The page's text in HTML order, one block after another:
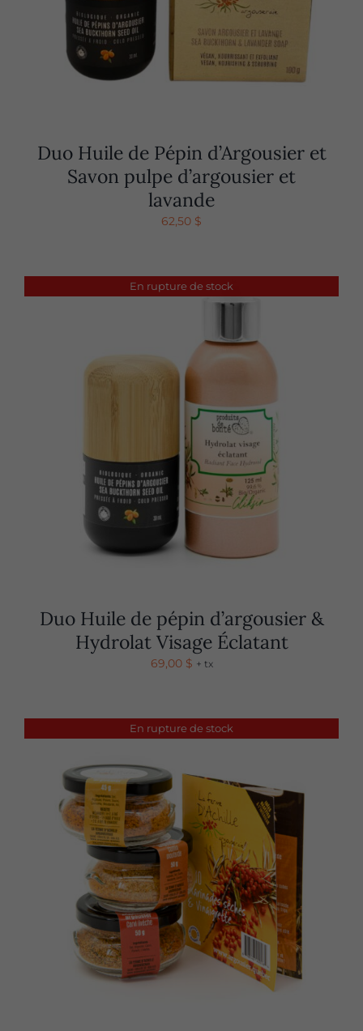
Duo Huile de Pépin d’Argousier et
Savon pulpe d’argousier et
lavande
62,50 $
En rupture de stock
Duo Huile de pépin d’argousier &
Hydrolat Visage Éclatant
69,00 $ + tx
En rupture de stock